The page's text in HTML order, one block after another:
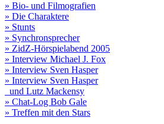
» Bio- und Filmografien
» Die Charaktere
» Stunts
» Synchronsprecher
» ZidZ-Hörspielabend 2005
» Interview Michael J. Fox
» Interview Sven Hasper
» Interview Sven Hasper
und Lutz Mackensy
» Chat-Log Bob Gale
» Treffen mit den Stars